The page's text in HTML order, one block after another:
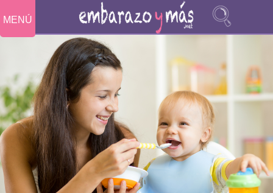
MENÚ